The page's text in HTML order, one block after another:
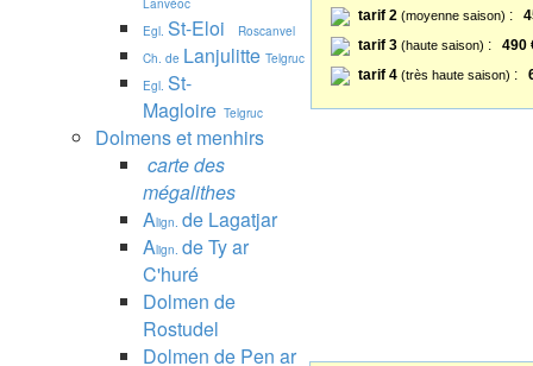
Lanvéoc
Egl. St-Eloi
Roscanvel
Ch. de Lanjulitte Telgruc
Egl. St-
Magloire Telgruc
Dolmens et menhirs
carte des
mégalithes
Align. de Lagatjar
Align. de Ty ar
C'huré
Dolmen de
Rostudel
Dolmen de Pen ar
tarif 2 (moyenne saison) :
tarif 3 (haute saison) : 490
tarif 4 (très haute saison) :